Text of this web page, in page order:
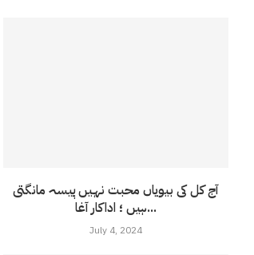
آج کل کی بیویاں محبت نہیں پیسہ مانگتی
ہیں ؛ اداکار آغا...
July 4, 2024